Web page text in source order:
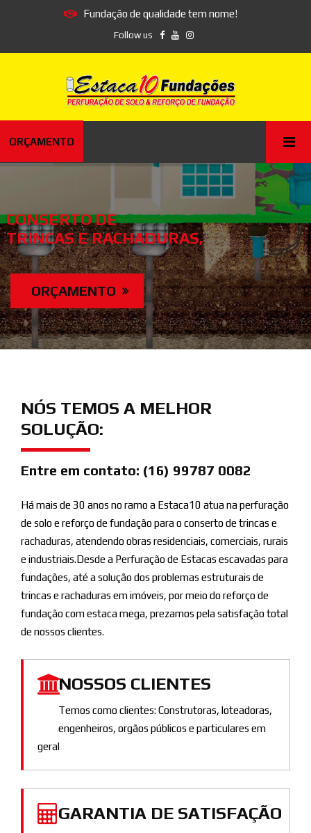
Fundação de qualidade tem nome!
Follow us
ORÇAMENTO
CONSERTO DE
TRINCAS E RACHADURAS,
ORÇAMENTO
NÓS TEMOS A MELHOR
SOLUÇÃO:
Entre em contato: (16) 99787 0082
Há mais de 30 anos no ramo a Estaca10 atua na perfuração
de solo e reforço de fundação para o conserto de trincas e
rachaduras, atendendo obras residenciais, comerciais, rurais
e industriais.Desde a Perfuração de Estacas escavadas para
fundações, até a solução dos problemas estruturais de
trincas e rachaduras em imóveis, por meio do reforço de
fundação com estaca mega, prezamos pela satisfação total
de nossos clientes.
NOSSOS CLIENTES
Temos como clientes: Construtoras, loteadoras,
engenheiros, orgãos públicos e particulares em
geral
GARANTIA DE SATISFAÇÃO